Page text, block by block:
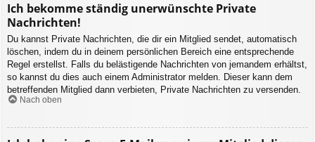
Ich bekomme ständig unerwünschte Private
Nachrichten!
Du kannst Private Nachrichten, die dir ein Mitglied sendet, automatisch
löschen, indem du in deinem persönlichen Bereich eine entsprechende
Regel erstellst. Falls du belästigende Nachrichten von jemandem erhältst,
so kannst du dies auch einem Administrator melden. Dieser kann dem
betreffenden Mitglied dann verbieten, Private Nachrichten zu versenden.
Nach oben